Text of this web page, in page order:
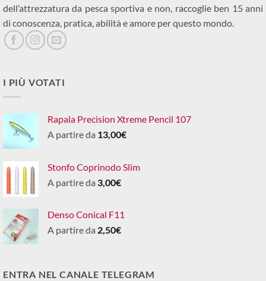
dell’attrezzatura da pesca sportiva e non, raccoglie ben 15 anni
di conoscenza, pratica, abilità e amore per questo mondo.
I PIÙ VOTATI
Rapala Precision Xtreme Pencil 107
A partire da 13,00€
Stonfo Coprinodo Slim
A partire da 3,00€
Denso Conical F11
A partire da 2,50€
ENTRA NEL CANALE TELEGRAM